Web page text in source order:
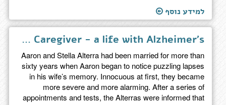
למידע נוסף
The Caregiver - a life with Alzheimer's
Aaron and Stella Alterra had been married for more than
sixty years when Aaron began to notice puzzling lapses
in his wife’s memory. Innocuous at first, they became
more severe and more alarming. After a series of
appointments and tests, the Alterras were informed that